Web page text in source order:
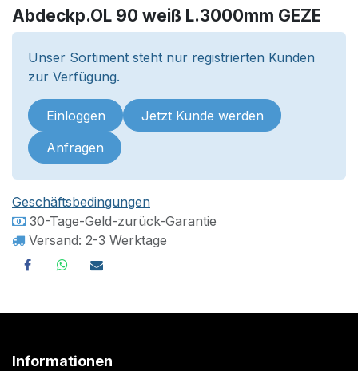
Abdeckp.OL 90 weiß L.3000mm GEZE
Unser Sortiment steht nur registrierten Kunden
zur Verfügung.
Einloggen Jetzt Kunde werden
Anfragen
Geschäftsbedingungen
30-Tage-Geld-zurück-Garantie
Versand: 2-3 Werktage
Informationen